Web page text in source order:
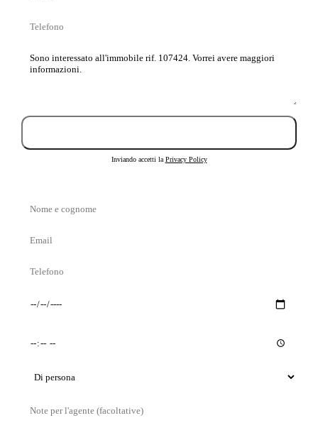
Telefono
Messaggio
Inviando accetti la Privacy Policy
Nome
cognome
Email
Telefono
Giorno
Orario
Tipo
visita
Messaggio